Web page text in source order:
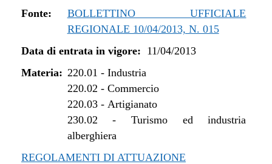
dal 23/07/2015 al 12/04/2016
dal 28/03/2014 al 22/07/2015
dal 11/04/2013 al 11/12/2013
Fonte:
BOLLETTINO UFFICIALE
REGIONALE 10/04/2013, N. 015
Data di entrata in vigore: 11/04/2013
Materia: 220.01 - Industria
220.02 - Commercio
220.03- Artigianato
230.02 -Turismo ed industria
alberghiera
REGOLAMENTI DI ATTUAZIONE